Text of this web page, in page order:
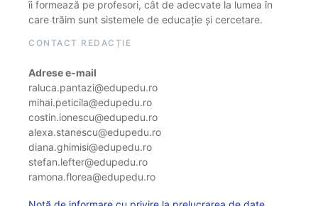
îi formează pe profesori, cât de adecvate la lumea în
care trăim sunt sistemele de educație și cercetare.
CONTACT REDACȚIE
Adrese e-mail
raluca.pantazi@edupedu.ro
mihai.peticila@edupedu.ro
costin.ionescu@edupedu.ro
alexa.stanescu@edupedu.ro
diana.ghimisi@edupedu.ro
stefan.lefter@edupedu.ro
ramona.florea@edupedu.ro